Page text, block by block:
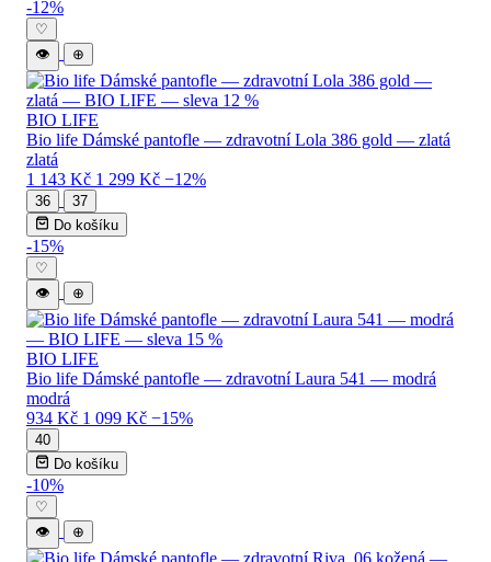
-12%
♡
👁
⊕
BIO LIFE
Bio life Dámské pantofle — zdravotní Lola 386 gold — zlatá
zlatá
1 143 Kč 1 299 Kč −12%
36
37
Do košíku
-15%
♡
👁
⊕
BIO LIFE
Bio life Dámské pantofle — zdravotní Laura 541 — modrá
modrá
934 Kč 1 099 Kč −15%
40
Do košíku
-10%
♡
👁
⊕